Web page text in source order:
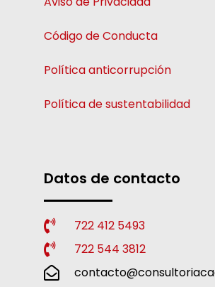
Código de Conducta
Política anticorrupción
Política de sustentabilidad
Datos de contacto
722 412 5493
722 544 3812